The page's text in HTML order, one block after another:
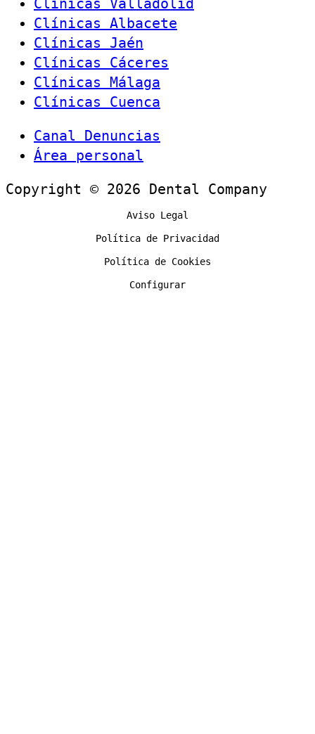
Clínicas Albacete
Clínicas Jaén
Clínicas Cáceres
Clínicas Málaga
Clínicas Cuenca
Canal Denuncias
Área personal
Copyright © 2026 Dental Company
Aviso Legal
Política de Privacidad
Política de Cookies
Configurar